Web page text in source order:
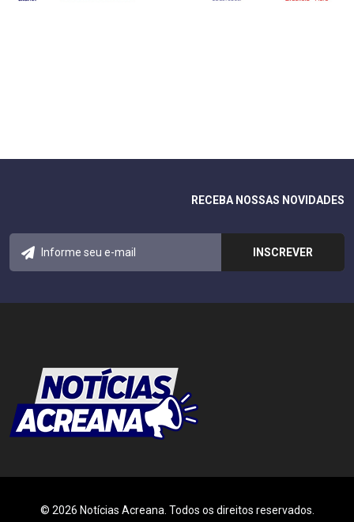
RECEBA NOSSAS NOVIDADES
© 2026 Notícias Acreana. Todos os direitos reservados.